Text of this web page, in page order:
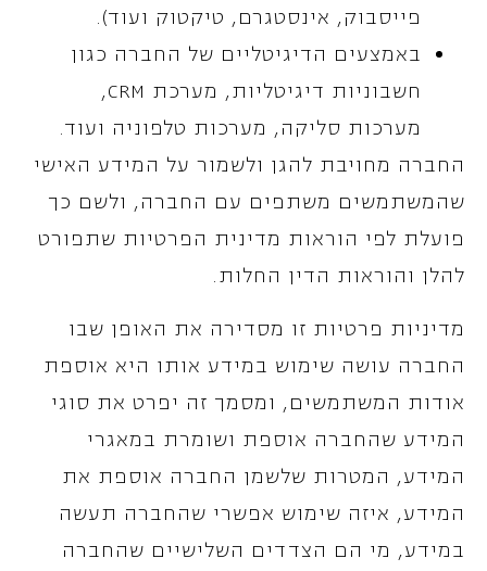
פייסבוק, אינסטגרם, טיקטוק ועוד).
באמצעים הדיגיטליים של החברה כגון
חשבוניות דיגיטליות, מערכת CRM,
מערכות סליקה, מערכות טלפוניה ועוד.
החברה מחויבת להגן ולשמור על המידע האישי
שהמשתמשים משתפים עם החברה, ולשם כך
פועלת לפי הוראות מדינית הפרטיות שתפורט
להלן והוראות הדין החלות.
מדיניות פרטיות זו מסדירה את האופן שבו
החברה עושה שימוש במידע אותו היא אוספת
אודות המשתמשים, ומסמך זה יפרט את סוגי
המידע שהחברה אוספת ושומרת במאגרי
המידע, המטרות שלשמן החברה אוספת את
המידע, איזה שימוש אפשרי שהחברה תעשה
במידע, מי הם הצדדים השלישיים שהחברה